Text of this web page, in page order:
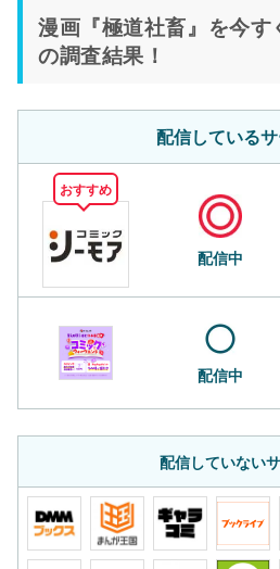
漫画『極道社畜』を今
の調査結果！
配信している
おすすめ
配信中
配信中
配信していない